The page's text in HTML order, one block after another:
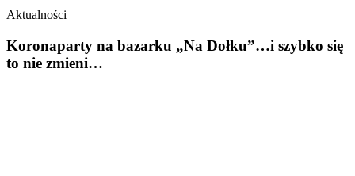
Aktualności
Koronaparty na bazarku „Na Dołku”…i szybko się
to nie zmieni…